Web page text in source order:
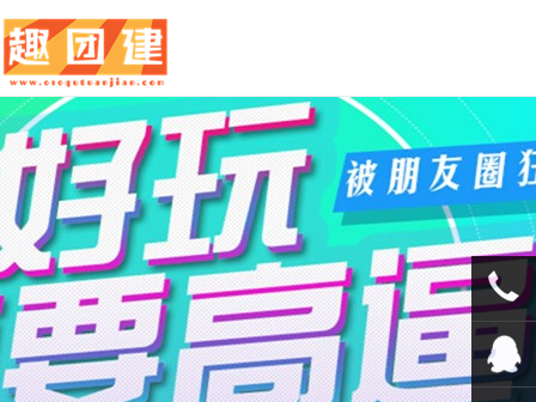
010-